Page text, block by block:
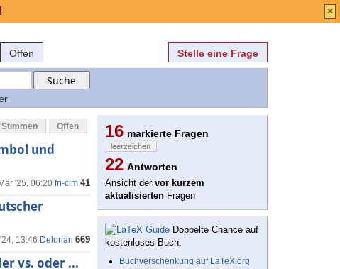
Offen Stelle eine Frage
Offen
und
'25, 06:20 fri-cim 41
13:46 Delorian 669
vs. oder ...
16 markierte Fragen
leerzeichen
22 Antworten
Ansicht der vor kurzem
aktualisierten Fragen
Doppelte Chance auf
kostenloses Buch:
Buchverschenkung auf LaTeX.org
×